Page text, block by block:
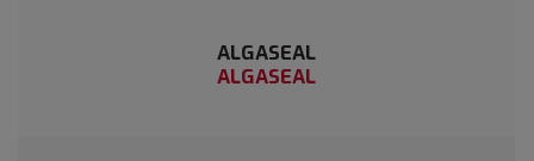
ALGASEAL
ALGASEAL